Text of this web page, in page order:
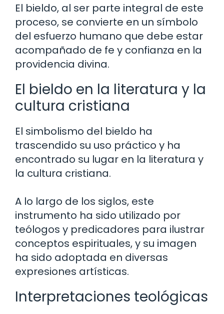
El bieldo, al ser parte integral de este
proceso, se convierte en un símbolo
del esfuerzo humano que debe estar
acompañado de fe y confianza en la
providencia divina.
El bieldo en la literatura y la
cultura cristiana
El simbolismo del bieldo ha
trascendido su uso práctico y ha
encontrado su lugar en la literatura y
la cultura cristiana.
A lo largo de los siglos, este
instrumento ha sido utilizado por
teólogos y predicadores para ilustrar
conceptos espirituales, y su imagen
ha sido adoptada en diversas
expresiones artísticas.
Interpretaciones teológicas